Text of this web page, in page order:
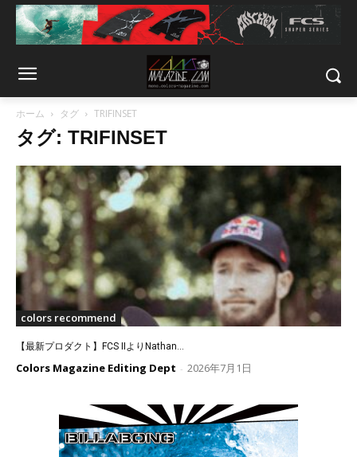
ホーム タグ TRIFINSET
タグ: TRIFINSET
colors recommend
【最新プロダクト】FCS IIよりNathan...
Colors Magazine Editing Dept - 2026年7月1日